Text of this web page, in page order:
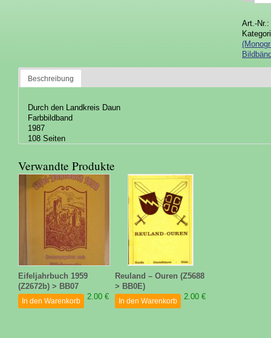
Art.-Nr.:
Beschreibung
Durch den Landkreis Daun
Farbbildband
1987
108 Seiten
Verwandte Produkte
Eifeljahrbuch 1959
(Z2672b) > BB07
2.00 €
In den Warenkorb
Reuland – Ouren (Z5688
> BB0E)
2.00 €
In den Warenkorb